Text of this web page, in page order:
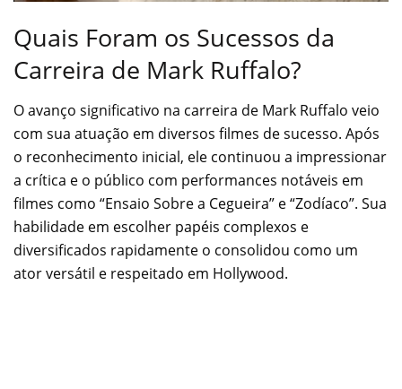
Quais Foram os Sucessos da
Carreira de Mark Ruffalo?
O avanço significativo na carreira de Mark Ruffalo veio
com sua atuação em diversos filmes de sucesso. Após
o reconhecimento inicial, ele continuou a impressionar
a crítica e o público com performances notáveis em
filmes como “Ensaio Sobre a Cegueira” e “Zodíaco”. Sua
habilidade em escolher papéis complexos e
diversificados rapidamente o consolidou como um
ator versátil e respeitado em Hollywood.